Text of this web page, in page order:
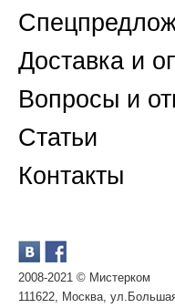
Доставка и
Вопросы и
Статьи
Контакты
2008-2021 © Мистерком
111622, Москва,